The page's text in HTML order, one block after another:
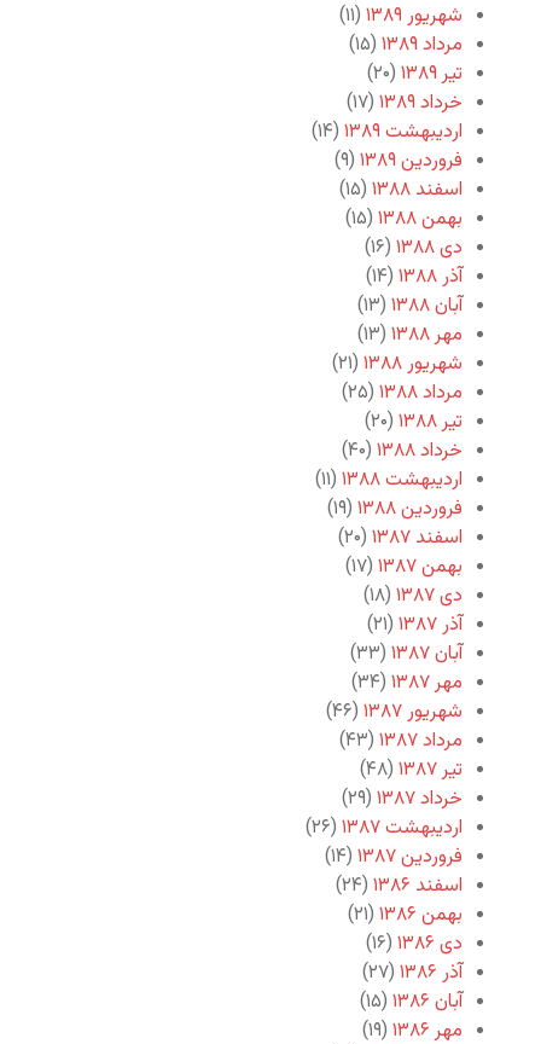
شهریور ۱۳۸۹
(۱۱)
مرداد ۱۳۸۹
(۱۵)
تیر ۱۳۸۹
(۲۰)
خرداد ۱۳۸۹
(۱۷)
اردیبهشت ۱۳۸۹
(۱۴)
فروردین ۱۳۸۹
(۹)
اسفند ۱۳۸۸
(۱۵)
بهمن ۱۳۸۸
(۱۵)
دی ۱۳۸۸
(۱۶)
آذر ۱۳۸۸
(۱۴)
آبان ۱۳۸۸
(۱۳)
مهر ۱۳۸۸
(۱۳)
شهریور ۱۳۸۸
(۲۱)
مرداد ۱۳۸۸
(۲۵)
تیر ۱۳۸۸
(۲۰)
خرداد ۱۳۸۸
(۴۰)
اردیبهشت ۱۳۸۸
(۱۱)
فروردین ۱۳۸۸
(۱۹)
اسفند ۱۳۸۷
(۲۰)
بهمن ۱۳۸۷
(۱۷)
دی ۱۳۸۷
(۱۸)
آذر ۱۳۸۷
(۲۱)
آبان ۱۳۸۷
(۳۳)
مهر ۱۳۸۷
(۳۴)
شهریور ۱۳۸۷
(۴۶)
مرداد ۱۳۸۷
(۴۳)
تیر ۱۳۸۷
(۴۸)
خرداد ۱۳۸۷
(۲۹)
اردیبهشت ۱۳۸۷
(۲۶)
فروردین ۱۳۸۷
(۱۴)
اسفند ۱۳۸۶
(۲۴)
بهمن ۱۳۸۶
(۲۱)
دی ۱۳۸۶
(۱۶)
آذر ۱۳۸۶
(۲۷)
آبان ۱۳۸۶
(۱۵)
مهر ۱۳۸۶
(۱۹)